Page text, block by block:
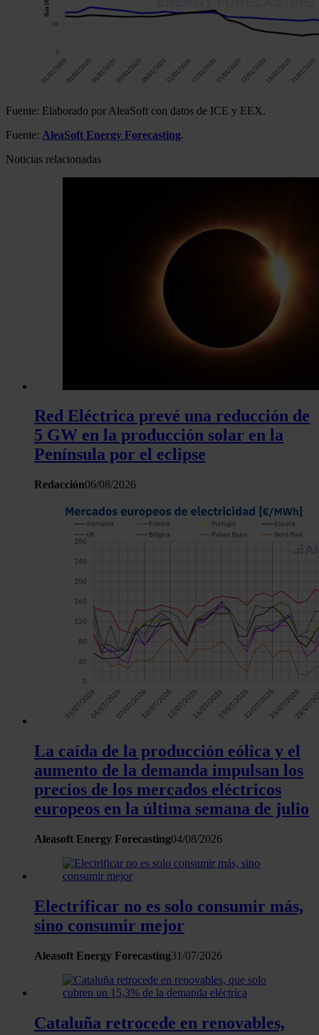
Fuente: Elaborado por AleaSoft con datos de ICE y EEX.
Fuente: AleaSoft Energy Forecasting.
Noticias relacionadas
Red Eléctrica prevé una reducción de
5 GW en la producción solar en la
Península por el eclipse
Redacción06/08/2026
La caída de la producción eólica y el
aumento de la demanda impulsan los
precios de los mercados eléctricos
europeos en la última semana de julio
Aleasoft Energy Forecasting04/08/2026
Electrificar no es solo consumir más,
sino consumir mejor
Aleasoft Energy Forecasting31/07/2026
Cataluña retrocede en renovables,